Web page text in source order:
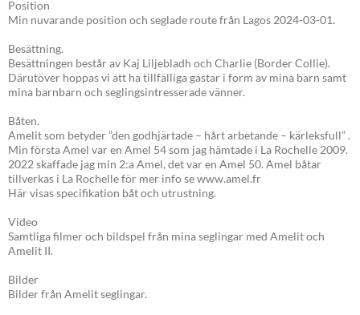
Position
Min nuvarande position och seglade route från Lagos 2024-03-01.
Besättning.
Besättningen består av Kaj Liljebladh och Charlie (Border Collie).
Därutöver hoppas vi att ha tillfälliga gastar i form av mina barn samt
mina barnbarn och seglingsintresserade vänner.
Båten.
Amelit som betyder ”den godhjärtade – hårt arbetande – kärleksfull” .
Min första Amel var en Amel 54 som jag hämtade i La Rochelle 2009.
2022 skaffade jag min 2:a Amel, det var en Amel 50. Amel båtar
tillverkas i La Rochelle för mer info se www.amel.fr
Här visas specifikation båt och utrustning.
Video
Samtliga filmer och bildspel från mina seglingar med Amelit och
Amelit II.
Bilder
Bilder från Amelit seglingar.